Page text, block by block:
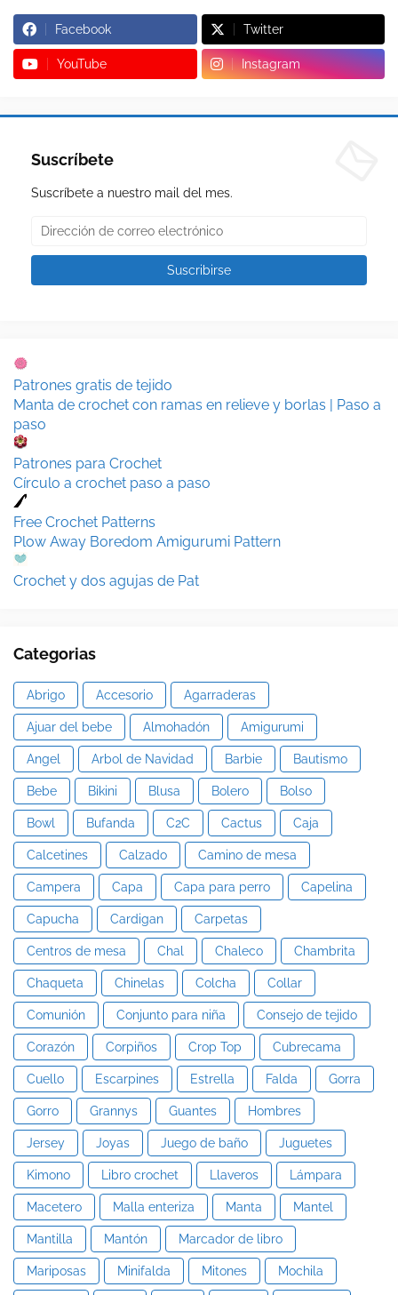
Facebook Twitter
YouTube Instagram
Suscríbete
Suscríbete a nuestro mail del mes.
Patrones gratis de tejido
Manta de crochet con ramas en relieve y borlas | Paso a
paso
Patrones para Crochet
Círculo a crochet paso a paso
Free Crochet Patterns
Plow Away Boredom Amigurumi Pattern
Crochet y dos agujas de Pat
Categorias
Abrigo Accesorio Agarraderas
Ajuar del bebe Almohadón Amigurumi
Angel Arbol de Navidad Barbie Bautismo
Bebe Bikini Blusa Bolero Bolso
Bowl Bufanda C2C Cactus Caja
Calcetines Calzado Camino de mesa
Campera Capa Capa para perro Capelina
Capucha Cardigan Carpetas
Centros de mesa Chal Chaleco Chambrita
Chaqueta Chinelas Colcha Collar
Comunión Conjunto para niña Consejo de tejido
Corazón Corpiños Crop Top Cubrecama
Cuello Escarpines Estrella Falda Gorra
Gorro Grannys Guantes Hombres
Jersey Joyas Juego de baño Juguetes
Kimono Libro crochet Llaveros Lámpara
Macetero Malla enteriza Manta Mantel
Mantilla Mantón Marcador de libro
Mariposas Minifalda Mitones Mochila